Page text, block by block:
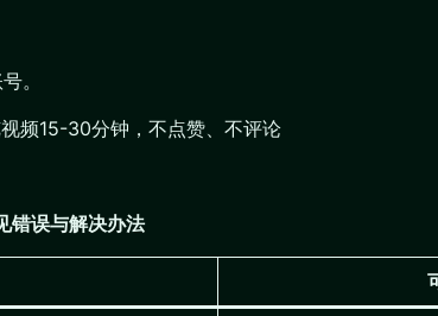
。
频15-30分钟，不点赞、不评论
错误与解决办法